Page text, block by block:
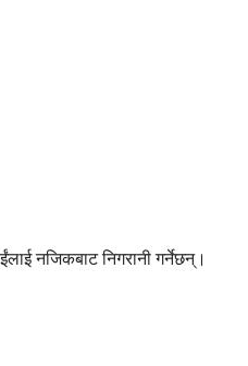
नजिकबाट निगरानी गर्नेछन्।